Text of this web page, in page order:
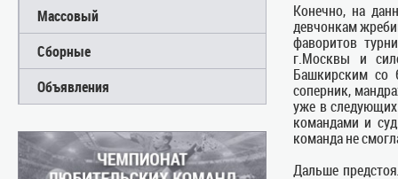
Массовый
Сборные
Объявления
Конечно, на
девчонкам
фаворитов
г.Москвы и
Башкирским со
соперник,
уже в
командами и
команда не
Дальше